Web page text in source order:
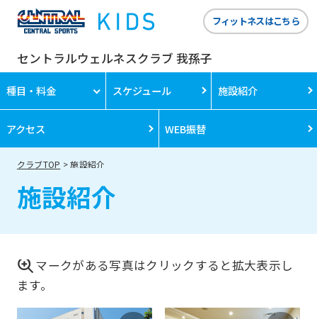
セントラルウェルネスクラブ 我孫子
フィットネスはこちら
種目・料金 スケジュール 施設紹介
アクセス WEB振替
クラブTOP 施設紹介
施設紹介
マークがある写真はクリックすると拡大表示し
ます。